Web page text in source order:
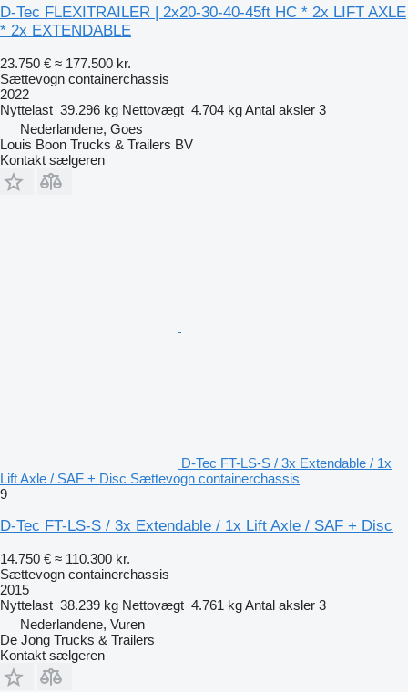
D-Tec FLEXITRAILER | 2x20-30-40-45ft HC * 2x LIFT AXLE
* 2x EXTENDABLE
23.750 € ≈ 177.500 kr.
Sættevogn containerchassis
2022
Nyttelast 39.296 kg Nettovægt 4.704 kgAntal aksler 3
Nederlandene, Goes
Louis Boon Trucks & Trailers BV
Kontakt sælgeren
D-Tec FT-LS-S / 3x Extendable / 1x
Lift Axle / SAF + Disc Sættevogn containerchassis
9
D-Tec FT-LS-S / 3x Extendable / 1x Lift Axle / SAF + Disc
14.750 € ≈ 110.300 kr.
Sættevogn containerchassis
2015
Nyttelast 38.239 kg Nettovægt 4.761 kgAntal aksler 3
Nederlandene, Vuren
De Jong Trucks & Trailers
Kontakt sælgeren